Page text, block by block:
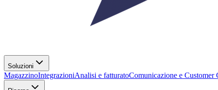
Soluzioni
MagazzinoIntegrazioniAnalisi e fatturatoComunicazione e Customer